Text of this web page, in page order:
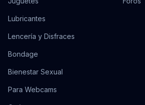
Lubricantes
Lencería y Disfraces
Bondage
Bienestar Sexual
Para Webcams